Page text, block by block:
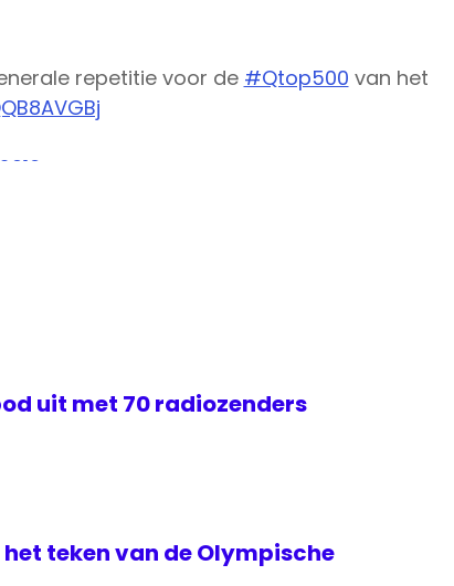
repetitie voor de #Qtop500 van het
uit met 70 radiozenders
teken van de Olympische